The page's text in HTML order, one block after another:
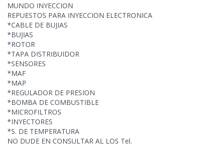
MUNDO INYECCION
REPUESTOS PARA INYECCION ELECTRONICA
*CABLE DE BUJIAS
*BUJIAS
*ROTOR
*TAPA DISTRIBUIDOR
*SENSORES
*MAF
*MAP
*REGULADOR DE PRESION
*BOMBA DE COMBUSTIBLE
*MICROFILTROS
*INYECTORES
*S. DE TEMPERATURA
NO DUDE EN CONSULTAR AL LOS Tel.